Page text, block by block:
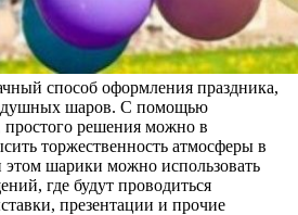
способ оформления праздника,
шаров. С помощью
простого решения можно в
торжественность атмосферы в
шарики можно использовать
где будут проводиться
презентации и прочие